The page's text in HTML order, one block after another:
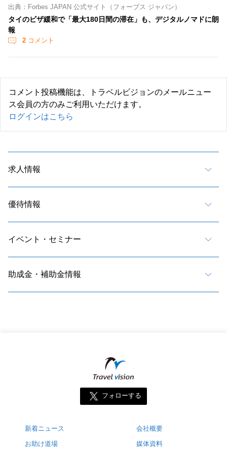
出典：Forbes JAPAN 公式サイト（フォーブス ジャパン）
タイのビザ緩和で「最大180日間の滞在」も、デジタルノマドに朗
報
2 コメント
コメント投稿機能は、トラベルビジョンのメールニュー
ス会員の方のみご利用いただけます。
ログインはこちら
求人情報
優待情報
イベント・セミナー
助成金・補助金情報
フォローする
新着ニュース
お助け道場
会社概要
媒体資料